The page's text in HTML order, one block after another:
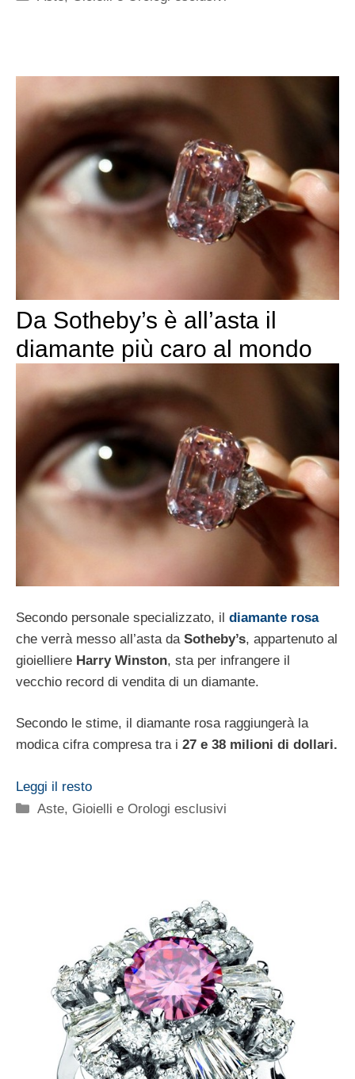
Da Sotheby’s è all’asta il
diamante più caro al mondo
Secondo personale specializzato, il diamante rosa
che verrà messo all’asta da Sotheby’s, appartenuto al
gioielliere Harry Winston, sta per infrangere il
vecchio record di vendita di un diamante.
Secondo le stime, il diamante rosa raggiungerà la
modica cifra compresa tra i 27 e 38 milioni di dollari.
Leggi il resto
Categorie
Aste, Gioielli e Orologi esclusivi